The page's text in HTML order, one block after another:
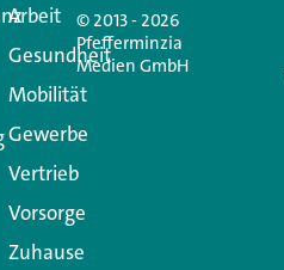
Sie einen
Arbeit
Gesundheit
Mobilität
Gewerbe
Vertrieb
Vorsorge
Zuhause
© 2013 - 2026
Pfefferminzia
Medien GmbH